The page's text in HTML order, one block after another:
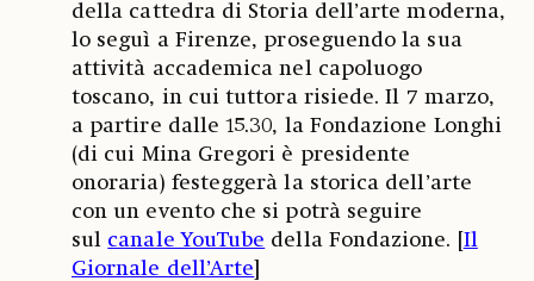
della cattedra di Storia dell’arte moderna,
lo seguì a Firenze, proseguendo la sua
attività accademica nel capoluogo
toscano, in cui tuttora risiede. Il 7 marzo,
a partire dalle 15.30, la Fondazione Longhi
(di cui Mina Gregori è presidente
onoraria) festeggerà la storica dell’arte
con un evento che si potrà seguire
sul canale YouTube della Fondazione. [ Il
Giornale dell’Arte